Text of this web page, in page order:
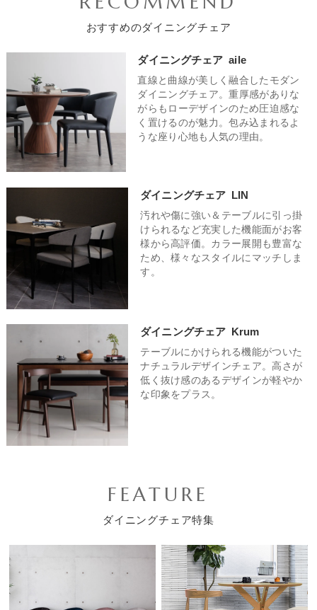
なイエローもおすすめ。全て統一したカラーにするのもいいで
ことで、ありきたりなダイニングをワンランク上のおしゃれな
空間に仕上げてくれます。
てくれるハイバックチェア、リラックス効果が高く長時間の作
わせて座面高を微調整できる昇降機能はあると便利です。来客
が多く大人数で囲むことが多いご家庭は、移動のしやすさや収
納性、そしてどんな人にも快適な座り心地がポイントです。軽
量なポリプロピレンチェアや使わない時に重ねて収納できるス
タッキングチェアがおすすめ。二人暮らしの場合は、省スペー
スを意識しつつも、二人でゆったりとくつろげる空間を作りた
い場合に注目したいポイントです。圧迫感のないスリムなデザ
インや、アームレスのチェアを選ぶと、空間を広く見せる効果
があります。軽やかなデザインや見た目に重たさを感じさせな
い素材を選ぶと、お部屋全体がスッキリします。
ブラックやグレーと組み合わせたクールなモノトーンインテリ
ア、アクセントにオークやナチュラルカラーをプラスした北欧
テイストなど、様々なテイストにマッチします。モダンな雰囲
気もありながら温かみを感じることができるナチュラルモダン
なテイストにはウォールナットを使用したチェアがおすすめ。
深みのある重厚な雰囲気と木のぬくもりが相俟って、居心地の
良い空間が完成します。素朴で優しい雰囲気を演出してくれる
北欧テイストなダイニングチェアはとても人気で、おしゃれ空
間になること間違いなし。
おすすめのダイニングチェア
ダイニングチェア aile
直線と曲線が美しく融合したモダン
ダイニングチェア。重厚感がありな
がらもローデザインのため圧迫感な
く置けるのが魅力。包み込まれるよ
うな座り心地も人気の理由。
ダイニングチェア LIN
汚れや傷に強い＆テーブルに引っ掛
けられるなど充実した機能面がお客
様から高評価。カラー展開も豊富な
ため、様々なスタイルにマッチしま
す。
ダイニングチェア Krum
テーブルにかけられる機能がついた
ナチュラルデザインチェア。高さが
低く抜け感のあるデザインが軽やか
な印象をプラス。
FEATURE
ダイニングチェア特集